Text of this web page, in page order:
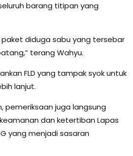
barang titipan yang
paket diduga sabu yang tersebar
terang Wahyu.
FLD yang tampak syok untuk
lanjut.
pemeriksaan juga langsung
dan ketertiban Lapas
yang menjadi sasaran